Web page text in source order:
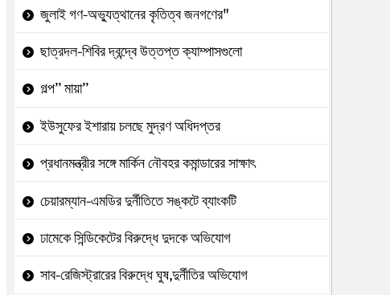
জুলাই গণ-অভ্যুত্থানের কৃতিত্ব জনগণের"
ছাত্রদল-শিবির দ্বন্দ্বে উত্তপ্ত ক্যাম্পাসগুলো
গল্প” মায়া”
ইউসুফের ইশারায় চলছে মুদ্রণ অধিদপ্তর
প্রধানমন্ত্রীর সঙ্গে মার্কিন নৌবহর কমান্ডারের সাক্ষাৎ
চেয়ারম্যান-এমডির দুর্নীতিতে সঙ্কটে ব্যাংকটি
ঢামেকে সিন্ডিকেটের বিরুদ্ধে দুদকে অভিযোগ
সাব-রেজিস্ট্রারের বিরুদ্ধে ঘুষ,দুর্নীতির অভিযোগ